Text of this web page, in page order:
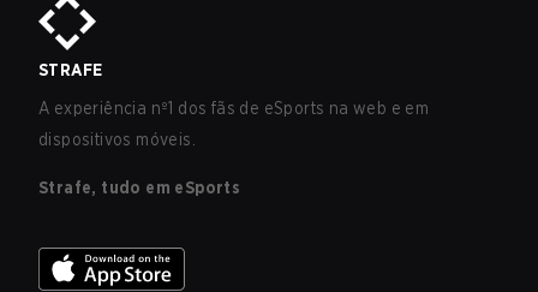
STRAFE
A experiência nº1 dos fãs de eSports na web e em
dispositivos móveis.
Strafe, tudo em eSports